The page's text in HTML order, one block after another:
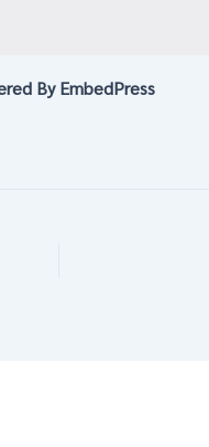
By EmbedPress